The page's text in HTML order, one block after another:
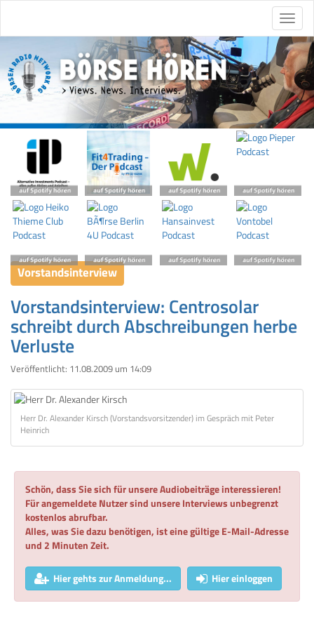
Vorstandsinterview
Vorstandsinterview: Centrosolar
schreibt durch Abschreibungen herbe
Verluste
Veröffentlicht: 11.08.2009 um 14:09
Herr Dr. Alexander Kirsch (Vorstandsvorsitzender) im Gespräch mit Peter
Heinrich
Schön, dass Sie sich für unsere Audiobeiträge interessieren!
Für angemeldete Nutzer sind unsere Interviews unbegrenzt
kostenlos abrufbar.
Alles, was Sie dazu benötigen, ist eine gültige E-Mail-Adresse
und 2 Minuten Zeit.
Hier gehts zur Anmeldung... Hier einloggen